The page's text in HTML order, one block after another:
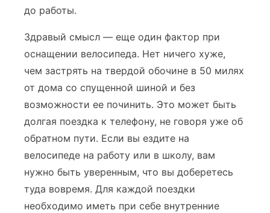
до работы.
Здравый смысл — еще один фактор при
оснащении велосипеда. Нет ничего хуже,
чем застрять на твердой обочине в 50 милях
от дома со спущенной шиной и без
возможности ее починить. Это может быть
долгая поездка к телефону, не говоря уже об
обратном пути. Если вы ездите на
велосипеде на работу или в школу, вам
нужно быть уверенным, что вы доберетесь
туда вовремя. Для каждой поездки
необходимо иметь при себе внутренние